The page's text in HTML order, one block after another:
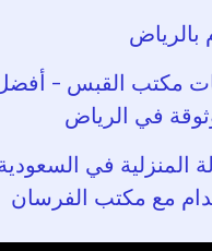
بالرياض
مكتب القبس –
في الرياض
المنزلية في
مع مكتب الفرسان